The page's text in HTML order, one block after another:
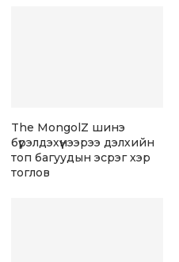
The MongolZ шинэ
бүрэлдэхүүнээрээ дэлхийн
топ багуудын эсрэг хэр
тоглов